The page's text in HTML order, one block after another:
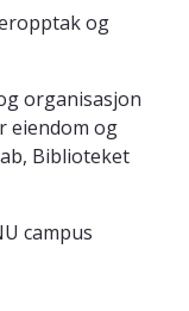
og
organisasjon
eiendom og
Biblioteket
campus